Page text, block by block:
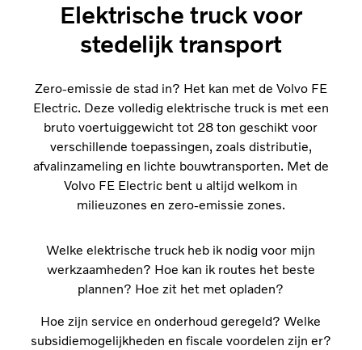
Elektrische truck voor
stedelijk transport
Zero-emissie de stad in? Het kan met de Volvo FE
Electric. Deze volledig elektrische truck is met een
bruto voertuiggewicht tot 28 ton geschikt voor
verschillende toepassingen, zoals distributie,
afvalinzameling en lichte bouwtransporten. Met de
Volvo FE Electric bent u altijd welkom in
milieuzones en zero-emissie zones.
Welke elektrische truck heb ik nodig voor mijn
werkzaamheden? Hoe kan ik routes het beste
plannen? Hoe zit het met opladen?
Hoe zijn service en onderhoud geregeld? Welke
subsidiemogelijkheden en fiscale voordelen zijn er?